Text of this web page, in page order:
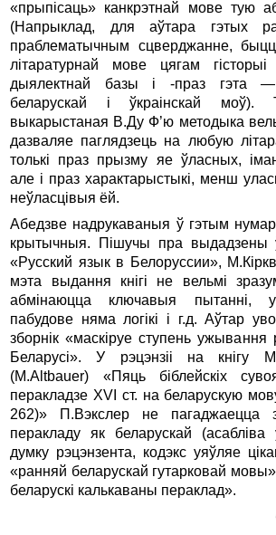
«прыпiсаць» канкрэтнай мове тую
(Напрыклад, для аўтара гэтых
праблематычным сцверджанне,
лiтаратурнай мове цягам
дыялектнай базы i -праз гэта —
беларускай i ўкраiнскай
выкарыстаная В.Ду Ф’ю методыка
дазваляе паглядзець на любую
толькi праз прызму яе ўласных,
але i праз характарыстыкi, менш
неўласцiвыя ёй.
Абедзве надрукаваныя ў гэтым
крытычныя. Пiшучы пра выдадзены
«Русский язык в Белоруссии»,
мэта выдання кнiгi не вельмi
абмiнаюцца ключавыя пытаннi, у
пабудове няма логiкi i г.д. Аўтар
зборнiк «маскiруе ступень
Беларусi». У рэцэнзii на кнiгу
(М.Altbauer) «Пяць бiблейскiх
перакладзе ХVI ст. на беларускую
262)» П.Вэкслер не пагаджаецца
перакладу як беларускай
думку рэцэнзента, кодэкс уяўляе
«ранняй беларускай гутарковай
беларускi калькаваны пераклад».